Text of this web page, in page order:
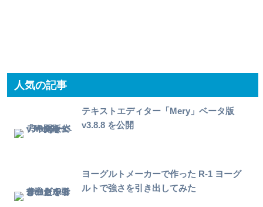
人気の記事
テキストエディター「Mery」ベータ版
v3.8.8 を公開
ヨーグルトメーカーで作った R-1 ヨーグ
ルトで強さを引き出してみた